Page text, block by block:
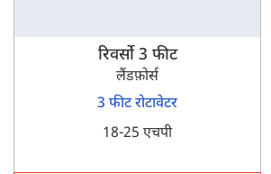
रिवर्सो 3 फीट
लैंडफ़ोर्स
3 फीट रोटावेटर
18-25 एचपी